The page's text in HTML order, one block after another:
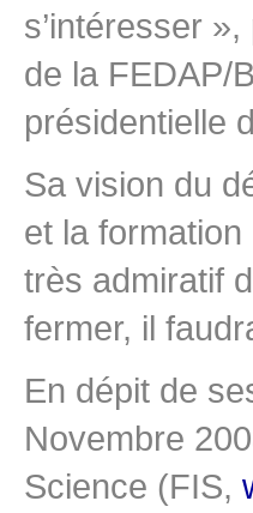
s’intéresser
de la FEDAP/
présidentielle
Sa vision du
et la
très admiratif
fermer, il
En dépit de
Novembre
Science (FIS,